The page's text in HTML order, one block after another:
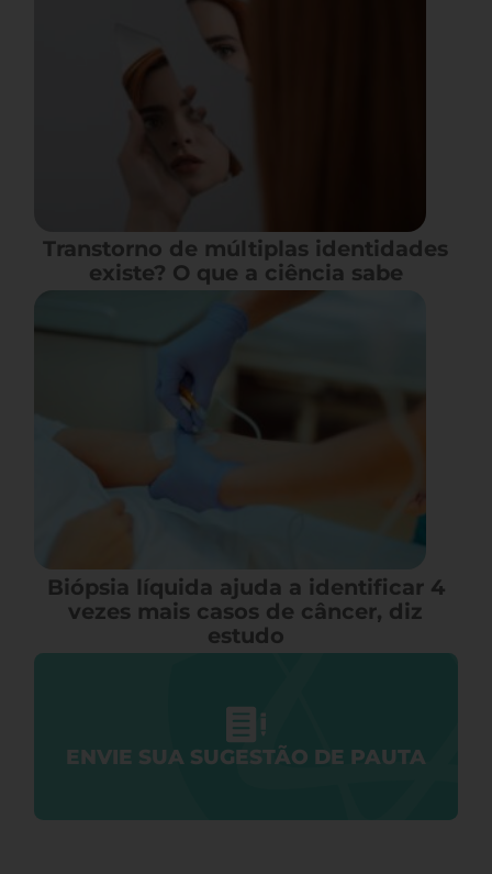
Transtorno de múltiplas identidades
existe? O que a ciência sabe
Biópsia líquida ajuda a identificar 4
vezes mais casos de câncer, diz
estudo
ENVIE SUA SUGESTÃO DE PAUTA